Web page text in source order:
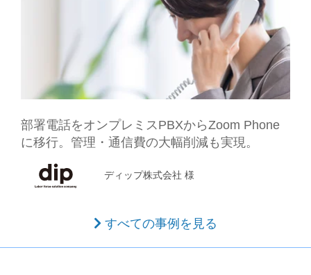
部署電話をオンプレミスPBXからZoom Phone
に移行。 管理・通信費の大幅削減も実現。
ディップ株式会社 様
すべての事例を見る